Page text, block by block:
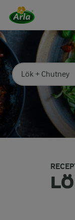
Sök på kategori
Skriv in sökord